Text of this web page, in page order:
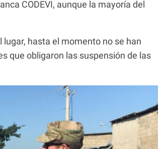
CODEVI, aunque la mayoría del
hasta el momento no se han
que obligaron las suspensión de las